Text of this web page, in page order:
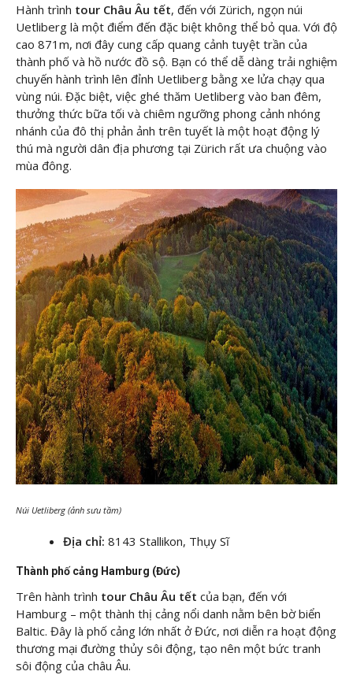
Hành trình tour Châu Âu tết, đến với Zürich, ngọn núi
Uetliberg là một điểm đến đặc biệt không thể bỏ qua. Với độ
cao 871m, nơi đây cung cấp quang cảnh tuyệt trần của
thành phố và hồ nước đồ sộ. Bạn có thể dễ dàng trải nghiệm
chuyến hành trình lên đỉnh Uetliberg bằng xe lửa chạy qua
vùng núi. Đặc biệt, việc ghé thăm Uetliberg vào ban đêm,
thưởng thức bữa tối và chiêm ngưỡng phong cảnh nhóng
nhánh của đô thị phản ảnh trên tuyết là một hoạt động lý
thú mà người dân địa phương tại Zürich rất ưa chuộng vào
mùa đông.
Núi Uetliberg (ảnh sưu tầm)
Địa chỉ: 8143 Stallikon, Thụy Sĩ
Thành phố cảng Hamburg (Đức)
Trên hành trình tour Châu Âu tết của bạn, đến với
Hamburg – một thành thị cảng nổi danh nằm bên bờ biển
Baltic. Đây là phố cảng lớn nhất ở Đức, nơi diễn ra hoạt động
thương mại đường thủy sôi động, tạo nên một bức tranh
sôi động của châu Âu.